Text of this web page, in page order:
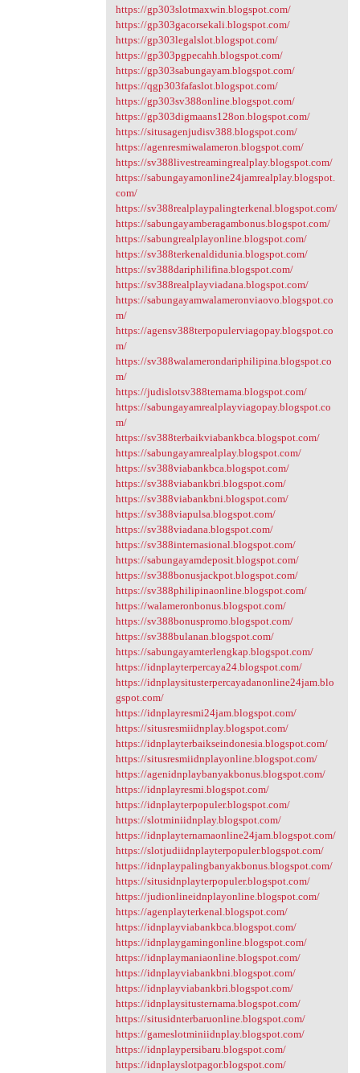
https://gp303slotmaxwin.blogspot.com/
https://gp303gacorsekali.blogspot.com/
https://gp303legalslot.blogspot.com/
https://gp303pgpecahh.blogspot.com/
https://gp303sabungayam.blogspot.com/
https://qgp303fafaslot.blogspot.com/
https://gp303sv388online.blogspot.com/
https://gp303digmaans128on.blogspot.com/
https://situsagenjudisv388.blogspot.com/
https://agenresmiwalameron.blogspot.com/
https://sv388livestreamingrealplay.blogspot.com/
https://sabungayamonline24jamrealplay.blogspot.
com/
https://sv388realplaypalingterkenal.blogspot.com/
https://sabungayamberagambonus.blogspot.com/
https://sabungrealplayonline.blogspot.com/
https://sv388terkenaldidunia.blogspot.com/
https://sv388dariphilifina.blogspot.com/
https://sv388realplayviadana.blogspot.com/
https://sabungayamwalameronviaovo.blogspot.co
m/
https://agensv388terpopulerviagopay.blogspot.co
m/
https://sv388walamerondariphilipina.blogspot.co
m/
https://judislotsv388ternama.blogspot.com/
https://sabungayamrealplayviagopay.blogspot.co
m/
https://sv388terbaikviabankbca.blogspot.com/
https://sabungayamrealplay.blogspot.com/
https://sv388viabankbca.blogspot.com/
https://sv388viabankbri.blogspot.com/
https://sv388viabankbni.blogspot.com/
https://sv388viapulsa.blogspot.com/
https://sv388viadana.blogspot.com/
https://sv388internasional.blogspot.com/
https://sabungayamdeposit.blogspot.com/
https://sv388bonusjackpot.blogspot.com/
https://sv388philipinaonline.blogspot.com/
https://walameronbonus.blogspot.com/
https://sv388bonuspromo.blogspot.com/
https://sv388bulanan.blogspot.com/
https://sabungayamterlengkap.blogspot.com/
https://idnplayterpercaya24.blogspot.com/
https://idnplaysitusterpercayadanonline24jam.blo
gspot.com/
https://idnplayresmi24jam.blogspot.com/
https://situsresmiidnplay.blogspot.com/
https://idnplayterbaikseindonesia.blogspot.com/
https://situsresmiidnplayonline.blogspot.com/
https://agenidnplaybanyakbonus.blogspot.com/
https://idnplayresmi.blogspot.com/
https://idnplayterpopuler.blogspot.com/
https://slotminiidnplay.blogspot.com/
https://idnplayternamaonline24jam.blogspot.com/
https://slotjudiidnplayterpopuler.blogspot.com/
https://idnplaypalingbanyakbonus.blogspot.com/
https://situsidnplayterpopuler.blogspot.com/
https://judionlineidnplayonline.blogspot.com/
https://agenplayterkenal.blogspot.com/
https://idnplayviabankbca.blogspot.com/
https://idnplaygamingonline.blogspot.com/
https://idnplaymaniaonline.blogspot.com/
https://idnplayviabankbni.blogspot.com/
https://idnplayviabankbri.blogspot.com/
https://idnplaysitusternama.blogspot.com/
https://situsidnterbaruonline.blogspot.com/
https://gameslotminiidnplay.blogspot.com/
https://idnplaypersibaru.blogspot.com/
https://idnplayslotpagor.blogspot.com/